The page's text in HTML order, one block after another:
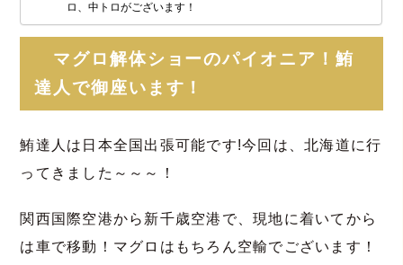
ロ、中トロがございます！
マグロ解体ショーのパイオニア！鮪
達人で御座います！
鮪達人は日本全国出張可能です!今回は、北海道に行
ってきました～～～！
関西国際空港から新千歳空港で、現地に着いてから
は車で移動！マグロはもちろん空輸でございます！